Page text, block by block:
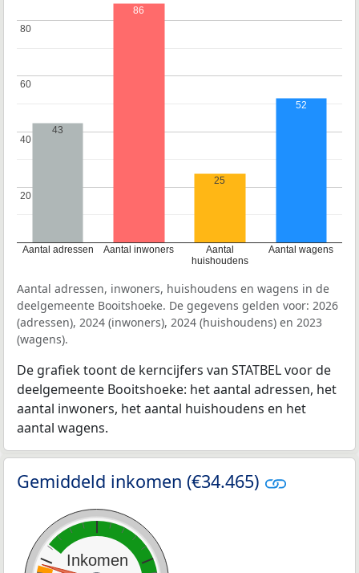
Aantal adressen Aantal inwoners
Aantal
huishoudens
Aantal wagens
20
20
40
40
60
60
80
80
43
86
25
52
Aantal adressen, inwoners, huishoudens en wagens in de
deelgemeente Booitshoeke. De gegevens gelden voor: 2026
(adressen), 2024 (inwoners), 2024 (huishoudens) en 2023
(wagens).
De grafiek toont de kerncijfers van STATBEL voor de
deelgemeente Booitshoeke: het aantal adressen, het
aantal inwoners, het aantal huishoudens en het
aantal wagens.
Gemiddeld inkomen (€34.465)
Inkomen